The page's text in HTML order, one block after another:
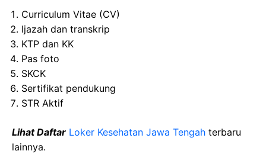
Curriculum Vitae (CV)
ljazah dan transkrip
KTP dan KK
Pas foto
SKCK
Sertifikat pendukung
STR Aktif
Lihat Daftar Loker Kesehatan Jawa Tengah terbaru
lainnya.